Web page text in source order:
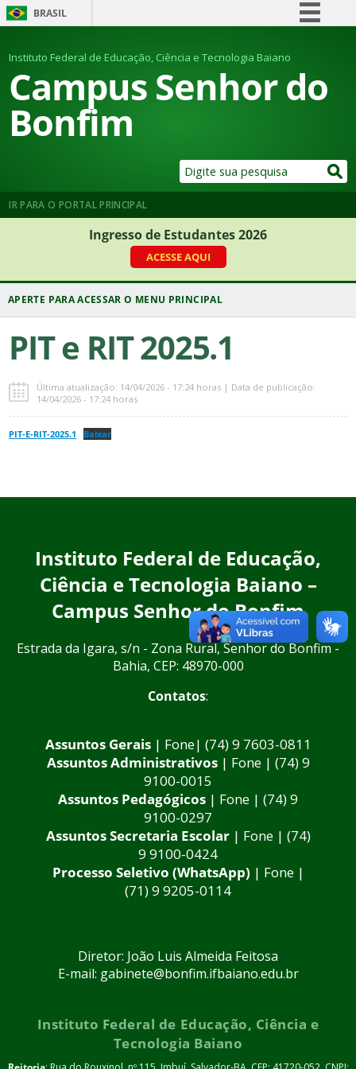
BRASIL
Comunica BR
Participe
Instituto Federal de Educação, Ciência e Tecnologia Baiano
Campus Senhor do
Bonfim
IR PARA O PORTAL PRINCIPAL
Ingresso de Estudantes 2026
ACESSE AQUI
PIT e RIT 2025.1
Última atualização: 14/04/2026 - 17:24 horas | Data de publicação:
14/04/2026 - 17:24 horas
PIT-E-RIT-2025.1 Baixar
Instituto Federal de Educação,
Ciência e Tecnologia Baiano –
Campus Senhor do Bonfim
Estrada da Igara, s/n - Zona Rural, Senhor do Bonfim -
Bahia, CEP: 48970-000
Contatos:
Assuntos Gerais | Fone| (74) 9 7603-0811
Assuntos Administrativos | Fone | (74) 9
9100-0015
Assuntos Pedagógicos | Fone | (74) 9
9100-0297
Assuntos Secretaria Escolar| Fone | (74)
9 9100-0424
Processo Seletivo (WhatsApp) | Fone |
(71) 9 9205-0114
Diretor: João Luis Almeida Feitosa
E-mail: gabinete@bonfim.ifbaiano.edu.br
Instituto Federal de Educação, Ciência e
Tecnologia Baiano